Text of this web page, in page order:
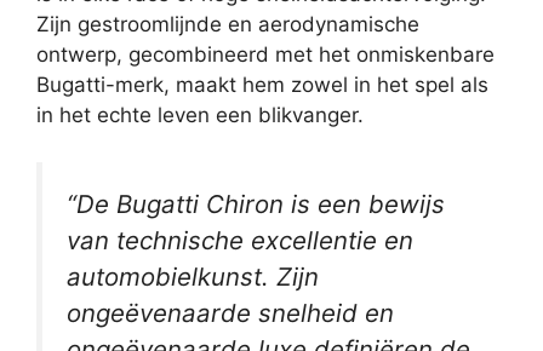
Zijn gestroomlijnde en aerodynamische
ontwerp, gecombineerd met het onmiskenbare
Bugatti-merk, maakt hem zowel in het spel als
in het echte leven een blikvanger.
“De Bugatti Chiron is een bewijs
van technische excellentie en
automobielkunst. Zijn
ongeëvenaarde snelheid en